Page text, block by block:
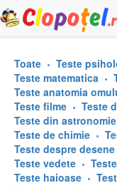
Toate Teste
Teste matematica
Teste anatomia
Teste filme
Teste
Teste din astronomie
Teste de chimie
Teste despre
Teste vedete
Teste haioase